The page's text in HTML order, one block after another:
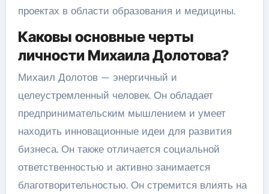
проектах в области образования и медицины.
Каковы основные черты
личности Михаила Долотова?
Михаил Долотов — энергичный и
целеустремленный человек. Он обладает
предпринимательским мышлением и умеет
находить инновационные идеи для развития
бизнеса. Он также отличается социальной
ответственностью и активно занимается
благотворительностью. Он стремится влиять на